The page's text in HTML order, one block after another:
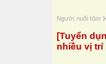
Người nuôi tôm
[Tuyển
nhiều vị trí